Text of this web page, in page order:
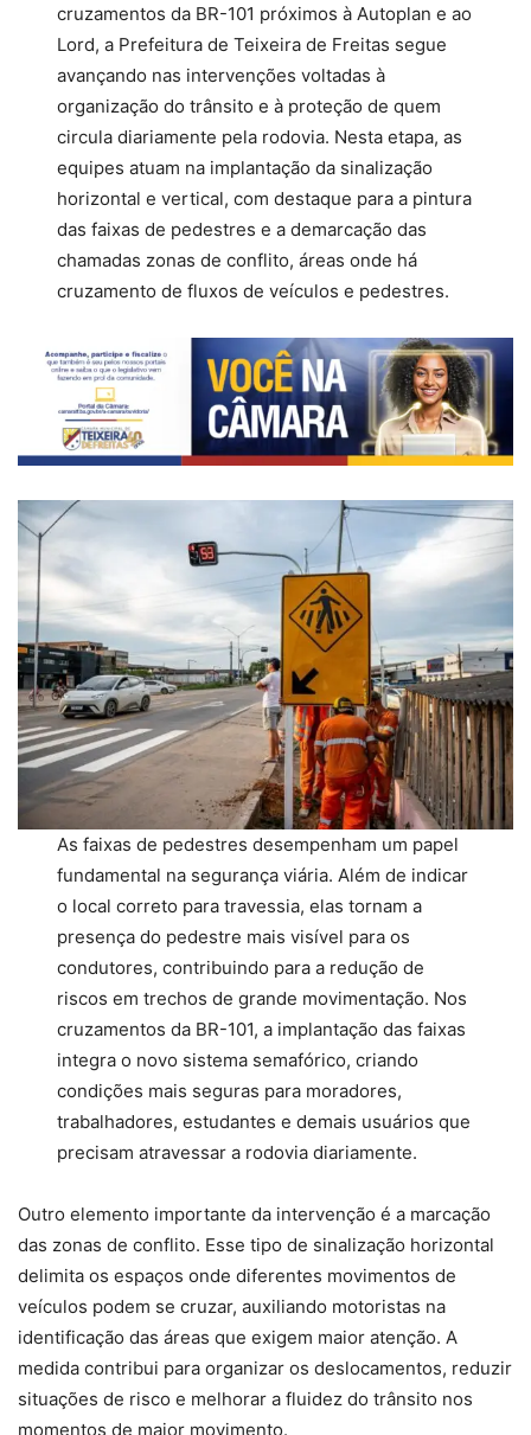
cruzamentos da BR-101 próximos à Autoplan e ao
Lord, a Prefeitura de Teixeira de Freitas segue
avançando nas intervenções voltadas à
organização do trânsito e à proteção de quem
circula diariamente pela rodovia. Nesta etapa, as
equipes atuam na implantação da sinalização
horizontal e vertical, com destaque para a pintura
das faixas de pedestres e a demarcação das
chamadas zonas de conflito, áreas onde há
cruzamento de fluxos de veículos e pedestres.
As faixas de pedestres desempenham um papel
fundamental na segurança viária. Além de indicar
o local correto para travessia, elas tornam a
presença do pedestre mais visível para os
condutores, contribuindo para a redução de
riscos em trechos de grande movimentação. Nos
cruzamentos da BR-101, a implantação das faixas
integra o novo sistema semafórico, criando
condições mais seguras para moradores,
trabalhadores, estudantes e demais usuários que
precisam atravessar a rodovia diariamente.
Outro elemento importante da intervenção é a marcação
das zonas de conflito. Esse tipo de sinalização horizontal
delimita os espaços onde diferentes movimentos de
veículos podem se cruzar, auxiliando motoristas na
identificação das áreas que exigem maior atenção. A
medida contribui para organizar os deslocamentos, reduzir
situações de risco e melhorar a fluidez do trânsito nos
momentos de maior movimento.